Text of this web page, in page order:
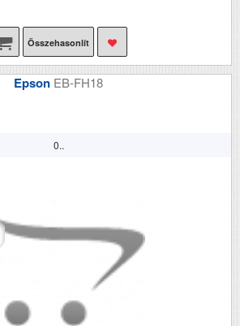
Összehasonlít
Epson EB-FH18
0..